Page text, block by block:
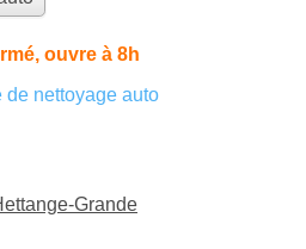
ouvre à 8h
nettoyage auto
Grande